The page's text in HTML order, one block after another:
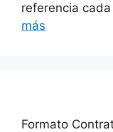
referencia
más
Formato